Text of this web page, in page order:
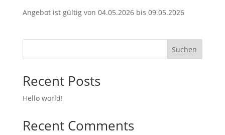
Angebot ist gültig von 04.05.2026 bis 09.05.2026
Suchen
Recent Posts
Hello world!
Recent Comments